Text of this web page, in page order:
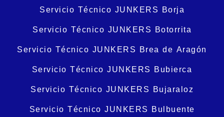
Servicio Técnico JUNKERS Borja
Servicio Técnico JUNKERS Botorrita
Servicio Técnico JUNKERS Brea de Aragón
Servicio Técnico JUNKERS Bubierca
Servicio Técnico JUNKERS Bujaraloz
Servicio Técnico JUNKERS Bulbuente